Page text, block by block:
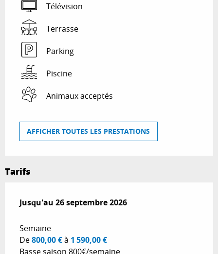
Télévision
Terrasse
Parking
Piscine
Animaux acceptés
AFFICHER TOUTES LES PRESTATIONS
Tarifs
Du4 avril 2026au26 septembre 2026
Jusqu'au 26 septembre 2026
Semaine
De800,00 €à 1 590,00 €
Basse saison 800€/semaine